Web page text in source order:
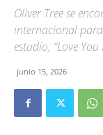
Oliver Tree se
internacional
estudio, “Love
junio 15, 2026